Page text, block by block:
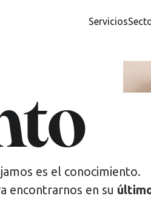
Servicios
es el conocimiento.
encontrarnos en su